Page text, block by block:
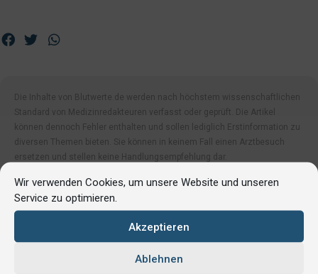
Wir verwenden Cookies, um unsere Website und unseren
Service zu optimieren.
Akzeptieren
Ablehnen
Die Inhalte von Blutwerte.de werden nach höchstem wissenschaftlichen
Standard von Medizinredakteuren verfasst oder geprüft. Die Artikel
können dennoch Fehler enthalten und sollen lediglich Erstinformation zu
diversen Themen bieten. Sie können in keinem Fall einen Arztbesuch
ersetzen und stellen keine Handlungsempfehlung dar.
Blutwerte Redaktion
Eigene Autorinnen und Autoren